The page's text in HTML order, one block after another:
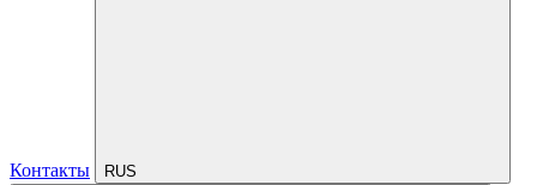
Контакты RUS